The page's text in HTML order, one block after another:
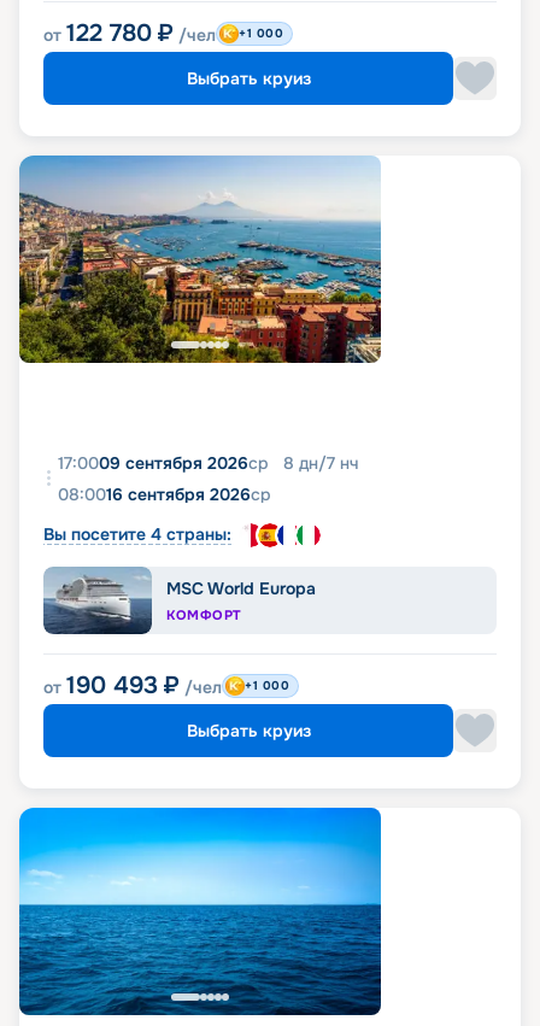
от 122 780 ₽ /чел +1 000
Выбрать круиз
17:0009 сентября 2026ср 8 дн/7 нч
08:0016 сентября 2026ср
Вы посетите 4 страны:
MSC World Europa
КОМФОРТ
от 190 493 ₽ /чел +1 000
Выбрать круиз